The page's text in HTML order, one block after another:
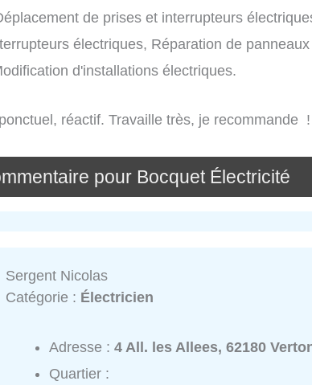
de prises et interrupteurs
électriques, Réparation de panneaux
d'installations électriques.
réactif. Travaille très, je recommande !
pour Bocquet Électricité
Sergent Nicolas
Catégorie : Électricien
Adresse :4 All. les Allees, 62180
Quartier :